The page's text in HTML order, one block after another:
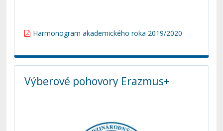
Harmonogram akademického roka 2019/2020
Výberové pohovory Erazmus+